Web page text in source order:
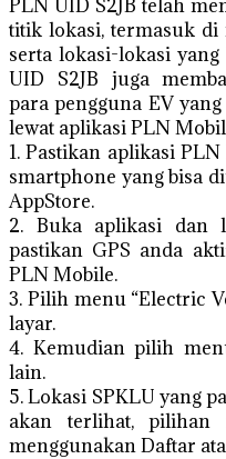
PLN UID S2JB telah
titik lokasi, termasuk di
serta lokasi-lokasi
UID S2JB juga
para pengguna EV
lewat aplikasi PLN
1. Pastikan aplikasi
smartphone yang bisa
AppStore.
2. Buka aplikasi dan
pastikan GPS anda
PLN Mobile.
3. Pilih menu “Electric
layar.
4. Kemudian pilih
lain.
5. Lokasi SPKLU yang
akan terlihat,
menggunakan Daftar